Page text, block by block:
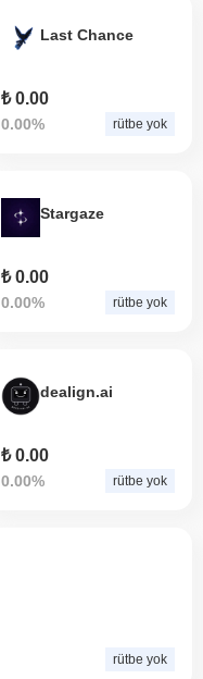
Last Chance
₺ 0.00
0.00% rütbe yok
Stargaze
₺ 0.00
0.00% rütbe yok
dealign.ai
₺ 0.00
0.00% rütbe yok
rütbe yok